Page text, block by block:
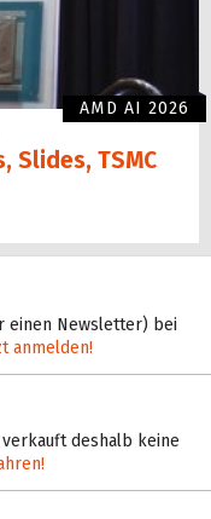
AMD AI 2026
Slides, TSMC
einen Newsletter) bei
anmelden!
deshalb keine